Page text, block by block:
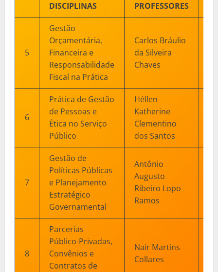
DISCIPLINAS PROFESSORES
5
Gestão
Orçamentária,
Financeira e
Responsabilidade
Fiscal na Prática
Carlos Bráulio
da Silveira
Chaves
6
Prática de Gestão
de Pessoas e
Ética no Serviço
Público
Héllen
Katherine
Clementino
dos Santos
7
Gestão de
Políticas Públicas
e Planejamento
Estratégico
Governamental
Antônio
Augusto
Ribeiro Lopo
Ramos
8
Parcerias
Público-Privadas,
Convênios e
Contratos de
Nair Martins
Collares